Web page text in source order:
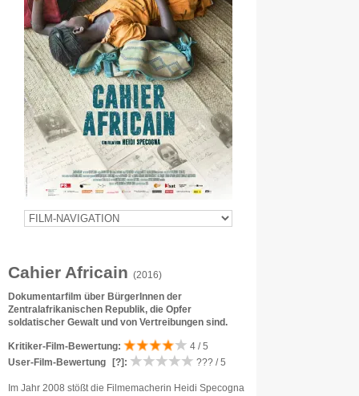
Cahier Africain (2016)
Dokumentarfilm über BürgerInnen der
Zentralafrikanischen Republik, die Opfer
soldatischer Gewalt und von Vertreibungen sind.
Kritiker-Film-Bewertung:
4 / 5
User-Film-Bewertung
[?] : ??? / 5
Im Jahr 2008 stößt die Filmemacherin Heidi Specogna